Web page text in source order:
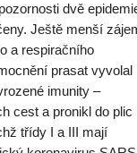
dvě
Ještě menší
a respiračního
prasat vyvolal
imunity –
cest a pronikl do plic
třídy I a III mají